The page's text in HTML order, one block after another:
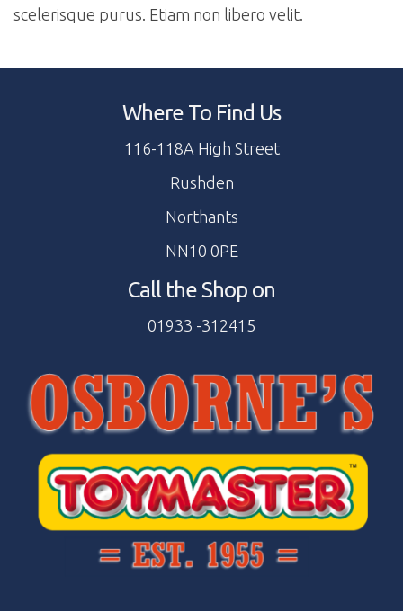
scelerisque purus. Etiam non libero velit.
Where To Find Us
116-118A High Street
Rushden
Northants
NN10 0PE
Call the Shop on
01933 -312415